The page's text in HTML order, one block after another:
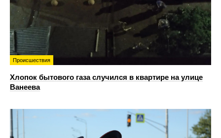
Происшествия
Хлопок бытового газа случился в квартире на улице
Ванеева